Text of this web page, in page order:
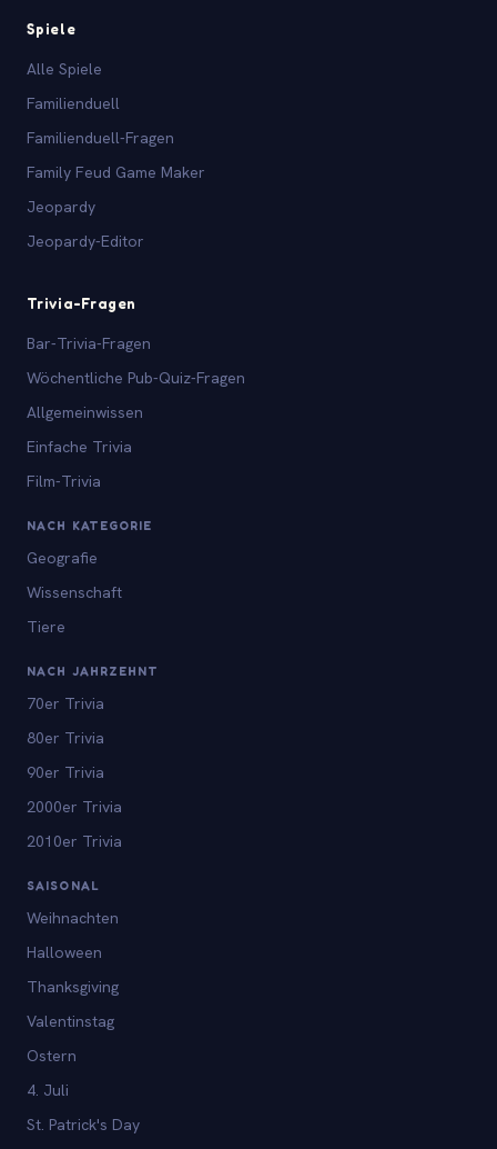
Spiele
Alle Spiele
Familienduell
Familienduell-Fragen
Family Feud Game Maker
Jeopardy
Jeopardy-Editor
Trivia-Fragen
Bar-Trivia-Fragen
Wöchentliche Pub-Quiz-Fragen
Allgemeinwissen
Einfache Trivia
Film-Trivia
NACH KATEGORIE
Geografie
Wissenschaft
Tiere
NACH JAHRZEHNT
70er Trivia
80er Trivia
90er Trivia
2000er Trivia
2010er Trivia
SAISONAL
Weihnachten
Halloween
Thanksgiving
Valentinstag
Ostern
4. Juli
St. Patrick's Day